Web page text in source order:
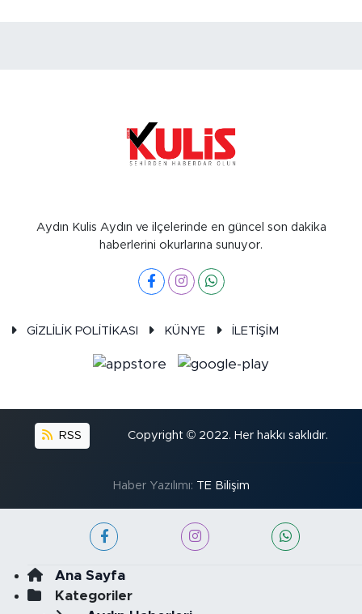
Aydın Kulis Aydın ve ilçelerinde en güncel son dakika
haberlerini okurlarına sunuyor.
GİZLİLİK POLİTİKASI KÜNYE İLETİŞİM
RSS Copyright © 2022. Her hakkı saklıdır.
Haber Yazılımı: TE Bilişim
Ana Sayfa
Kategoriler